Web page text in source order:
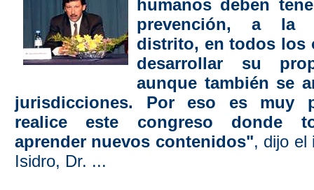
humanos deben
prevención, a la
distrito, en todos los
desarrollar su
aunque también se
jurisdicciones. Por eso es muy
realice este congreso donde
aprender nuevos contenidos", dijo el
Isidro, Dr. ...